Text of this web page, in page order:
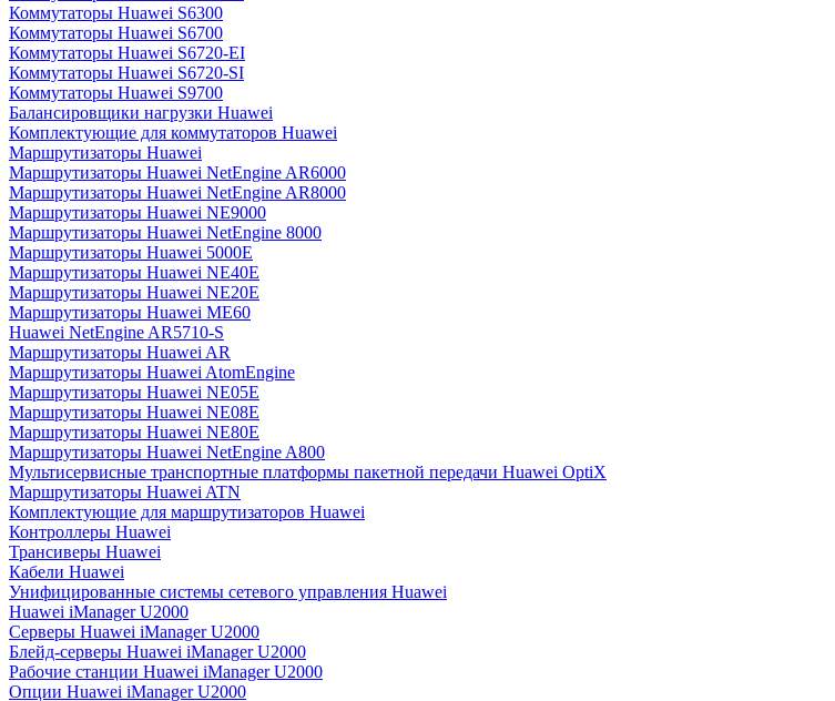
Коммутаторы Huawei S6300
Коммутаторы Huawei S6700
Коммутаторы Huawei S6720-EI
Коммутаторы Huawei S6720-SI
Коммутаторы Huawei S9700
Балансировщики нагрузки Huawei
Комплектующие для коммутаторов Huawei
Маршрутизаторы Huawei
Маршрутизаторы Huawei NetEngine AR6000
Маршрутизаторы Huawei NetEngine AR8000
Маршрутизаторы Huawei NE9000
Маршрутизаторы Huawei NetEngine 8000
Маршрутизаторы Huawei 5000E
Маршрутизаторы Huawei NE40E
Маршрутизаторы Huawei NE20E
Маршрутизаторы Huawei ME60
Huawei NetEngine AR5710-S
Маршрутизаторы Huawei AR
Маршрутизаторы Huawei AtomEngine
Маршрутизаторы Huawei NE05E
Маршрутизаторы Huawei NE08E
Маршрутизаторы Huawei NE80E
Маршрутизаторы Huawei NetEngine A800
Мультисервисные транспортные платформы пакетной передачи Huawei OptiX
Маршрутизаторы Huawei ATN
Комплектующие для маршрутизаторов Huawei
Контроллеры Huawei
Трансиверы Huawei
Кабели Huawei
Унифицированные системы сетевого управления Huawei
Huawei iManager U2000
Серверы Huawei iManager U2000
Блейд-серверы Huawei iManager U2000
Рабочие станции Huawei iManager U2000
Опции Huawei iManager U2000